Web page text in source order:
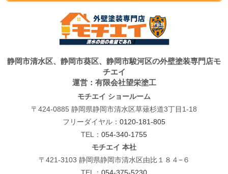
静岡市清水区、静岡市葵区、静岡市駿河区の外壁塗装専門店モ
チエイ
運営：有限会社望栄塗工
モチエイ ショールーム
〒424-0885 静岡県静岡市清水区草薙杉道3丁目1-18
フリーダイヤル： 0120-181-805
TEL： 054-340-1755
モチエイ 本社
〒421-3103 静岡県静岡市清水区由比１８４−６